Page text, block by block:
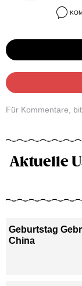
Für Kommentare,
Aktuelle
Geburtstag
China